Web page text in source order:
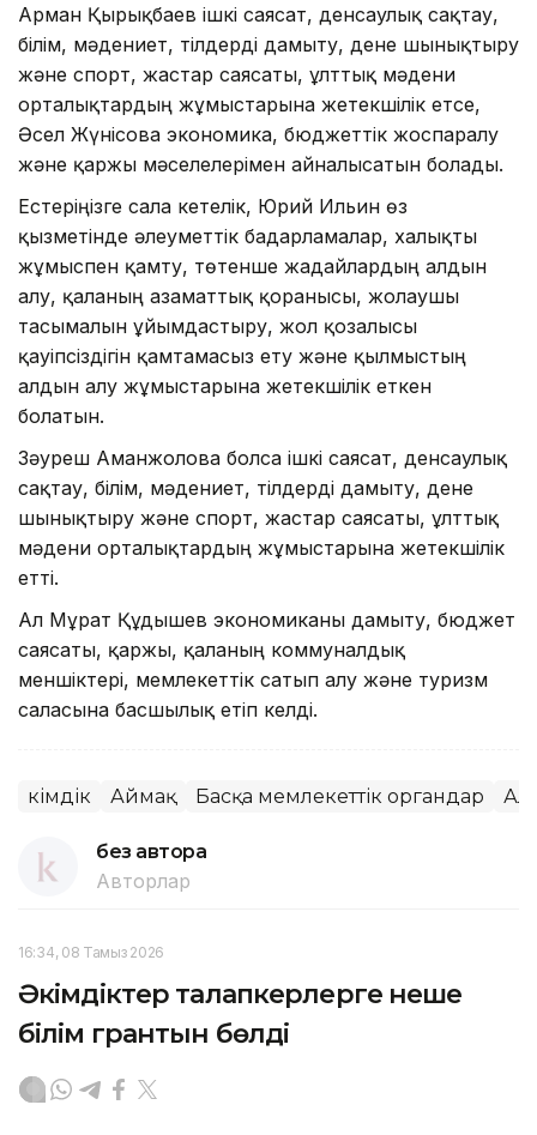
Арман Қырықбаев ішкі саясат, денсаулық сақтау,
білім, мәдениет, тілдерді дамыту, дене шынықтыру
және спорт, жастар саясаты, ұлттық мәдени
орталықтардың жұмыстарына жетекшілік етсе,
Әсел Жүнісова экономика, бюджеттік жоспаралу
және қаржы мәселелерімен айналысатын болады.
Естеріңізге сала кетелік, Юрий Ильин өз
қызметінде әлеуметтік бағдарламалар, халықты
жұмыспен қамту, төтенше жағдайлардың алдын
алу, қаланың азаматтық қорғанысы, жолаушы
тасымалын ұйымдастыру, жол қозғалысы
қауіпсіздігін қамтамасыз ету және қылмыстың
алдын алу жұмыстарына жетекшілік еткен
болатын.
Зәуреш Аманжолова болса ішкі саясат, денсаулық
сақтау, білім, мәдениет, тілдерді дамыту, дене
шынықтыру және спорт, жастар саясаты, ұлттық
мәдени орталықтардың жұмыстарына жетекшілік
етті.
Ал Мұрат Құдышев экономиканы дамыту, бюджет
саясаты, қаржы, қаланың коммуналдық
меншіктері, мемлекеттік сатып алу және туризм
саласына басшылық етіп келді.
Әкімдік Аймақ Басқа мемлекеттік органдар
без автора
Авторлар
16:34, 08 Тамыз 2026
Әкімдіктер талапкерлерге неше
білім грантын бөлді